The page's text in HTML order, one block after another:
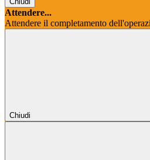
Attendere...
Attendere il completamento
Chiudi